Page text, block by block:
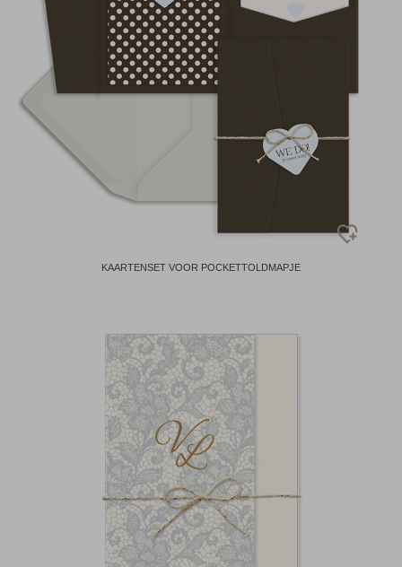
KAARTENSET VOOR POCKETTOLDMAPJE